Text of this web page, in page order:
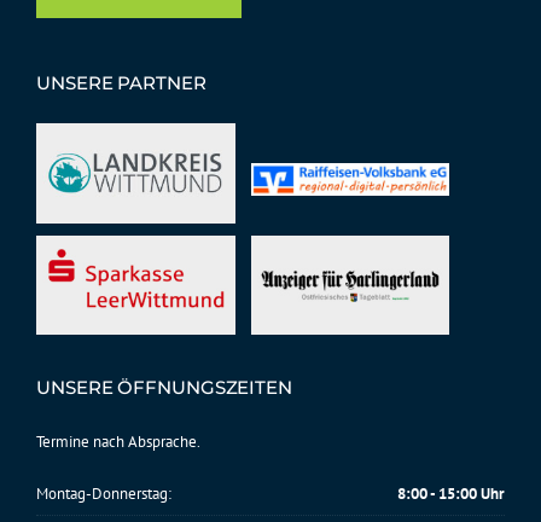
UNSERE PARTNER
UNSERE ÖFFNUNGSZEITEN
Termine nach Absprache.
Montag-Donnerstag: 8:00 - 15:00 Uhr